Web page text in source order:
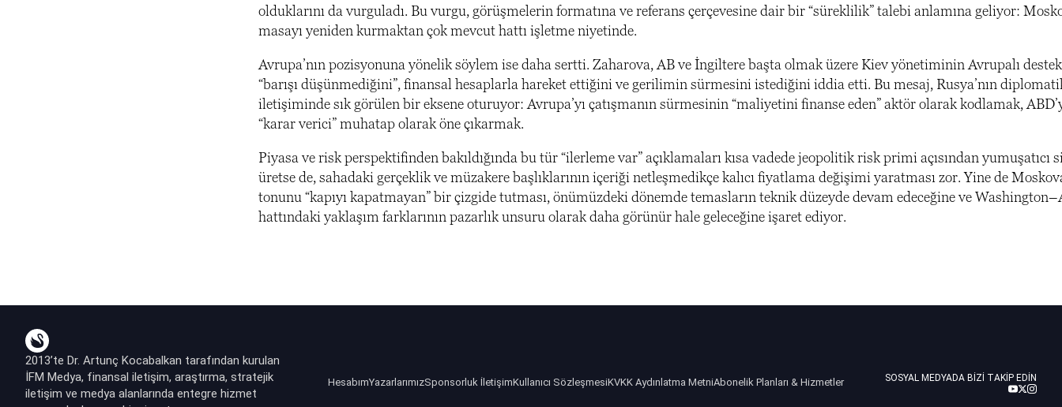
olduklarını da vurguladı. Bu vurgu, görüşmelerin formatına ve referans çerçevesine dair bir “süreklilik” talebi anlamına geliyor:
masayı yeniden kurmaktan çok mevcut hattı işletme niyetinde.
Avrupa’nın pozisyonuna yönelik söylem ise daha sertti. Zaharova, AB ve İngiltere başta olmak üzere Kiev yönetiminin Avrupalı
“barışı düşünmediğini”, finansal hesaplarla hareket ettiğini ve gerilimin sürmesini istediğini iddia etti. Bu mesaj, Rusya’nın
iletişiminde sık görülen bir eksene oturuyor: Avrupa’yı çatışmanın sürmesinin “maliyetini finanse eden” aktör olarak kodlamak,
“karar verici” muhatap olarak öne çıkarmak.
Piyasa ve risk perspektifinden bakıldığında bu tür “ilerleme var” açıklamaları kısa vadede jeopolitik risk primi açısından yumuşatıcı
üretse de, sahadaki gerçeklik ve müzakere başlıklarının içeriği netleşmedikçe kalıcı fiyatlama değişimi yaratması zor. Yine de
tonunu “kapıyı kapatmayan” bir çizgide tutması, önümüzdeki dönemde temasların teknik düzeyde devam edeceğine ve
hattındaki yaklaşım farklarının pazarlık unsuru olarak daha görünür hale geleceğine işaret ediyor.
2013’te Dr. Artunç Kocabalkan tarafından kurulan
İFM Medya, finansal iletişim, araştırma, stratejik
iletişim ve medya alanlarında entegre hizmet
HesabımYazarlarımızSponsorluk İletişimKullanıcı SözleşmesiKVKK Aydınlatma MetniAbonelik Planları & Hizmetler SOSYAL MEDYADA BIZI TAKIP EDIN